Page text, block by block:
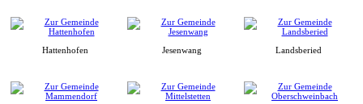
Hattenhofen Jesenwang Landsberied